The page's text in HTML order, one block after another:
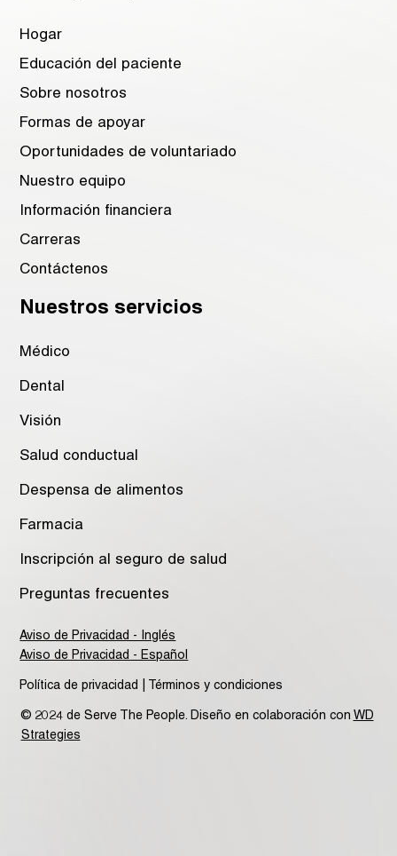
Hogar
Educación del paciente
Sobre nosotros
Formas de apoyar
Oportunidades de voluntariado
Nuestro equipo
Información financiera
Carreras
Contáctenos
Nuestros servicios
Médico
Dental
Visión
Salud conductual
Despensa de alimentos
Farmacia
Inscripción al seguro de salud
Preguntas frecuentes
Aviso de Privacidad - Inglés
Aviso de Privacidad - Español
© 2024 de Serve The People. Diseño en colaboración con WD
Strategies
Política de privacidad | Términos y condiciones